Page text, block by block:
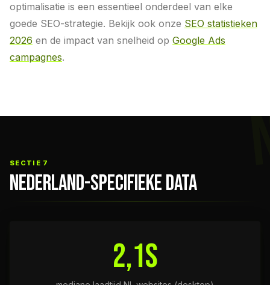
optimalisatie is een essentieel onderdeel van elke
goede SEO-strategie. Bekijk ook onze SEO statistieken
2026 en de impact van snelheid op Google Ads
campagnes.
SECTIE 7
NEDERLAND-SPECIFIEKE DATA
2,1s